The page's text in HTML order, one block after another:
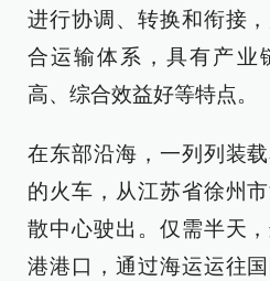
进行协调、转换和衔接
合运输体系，具有产业
高、综合效益好等特点。
在东部沿海，一列列装
的火车，从江苏省徐州
散中心驶出。仅需半天
港港口，通过海运运往